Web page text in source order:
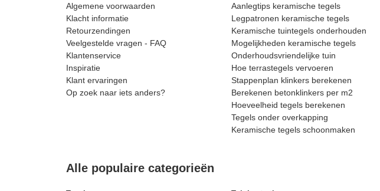
Algemene voorwaarden
Klacht informatie
Retourzendingen
Veelgestelde vragen - FAQ
Klantenservice
Inspiratie
Klant ervaringen
Op zoek naar iets anders?
Aanlegtips keramische tegels
Legpatronen keramische tegels
Keramische tuintegels onderhouden
Mogelijkheden keramische tegels
Onderhoudsvriendelijke tuin
Hoe terrastegels vervoeren
Stappenplan klinkers berekenen
Berekenen betonklinkers per m2
Hoeveelheid tegels berekenen
Tegels onder overkapping
Keramische tegels schoonmaken
Alle populaire categorieën